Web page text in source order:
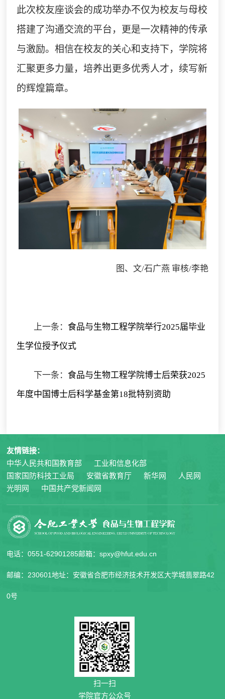
此次校友座谈会的成功举办不仅为校友与母校
搭建了沟通交流的平台，更是一次精神的传承
与激励。相信在校友的关心和支持下，学院将
汇聚更多力量，培养出更多优秀人才，续写新
的辉煌篇章。
图、文/石广燕 审核/李艳
上一条：食品与生物工程学院举行2025届毕业
生学位授予仪式
下一条：食品与生物工程学院博士后荣获2025
年度中国博士后科学基金第18批特别资助
友情链接：
中华人民共和国教育部
工业和信息化部
国家国防科技工业局
安徽省教育厅 新华网
人民网
光明网
中国共产党新闻网
电话：0551-62901285邮箱：spxy@hfut.edu.cn
邮编：230601地址：安徽省合肥市经济技术开发区大学城翡翠路42
0号
扫一扫
学院官方公众号